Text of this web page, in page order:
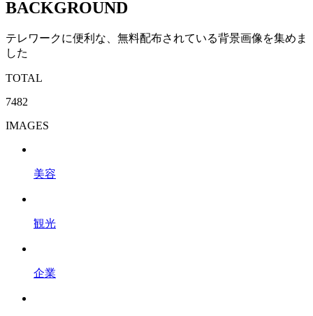
BACKGROUND
テレワークに便利な、無料配布されている背景画像を集めま
した
TOTAL
7482
IMAGES
美容
観光
企業